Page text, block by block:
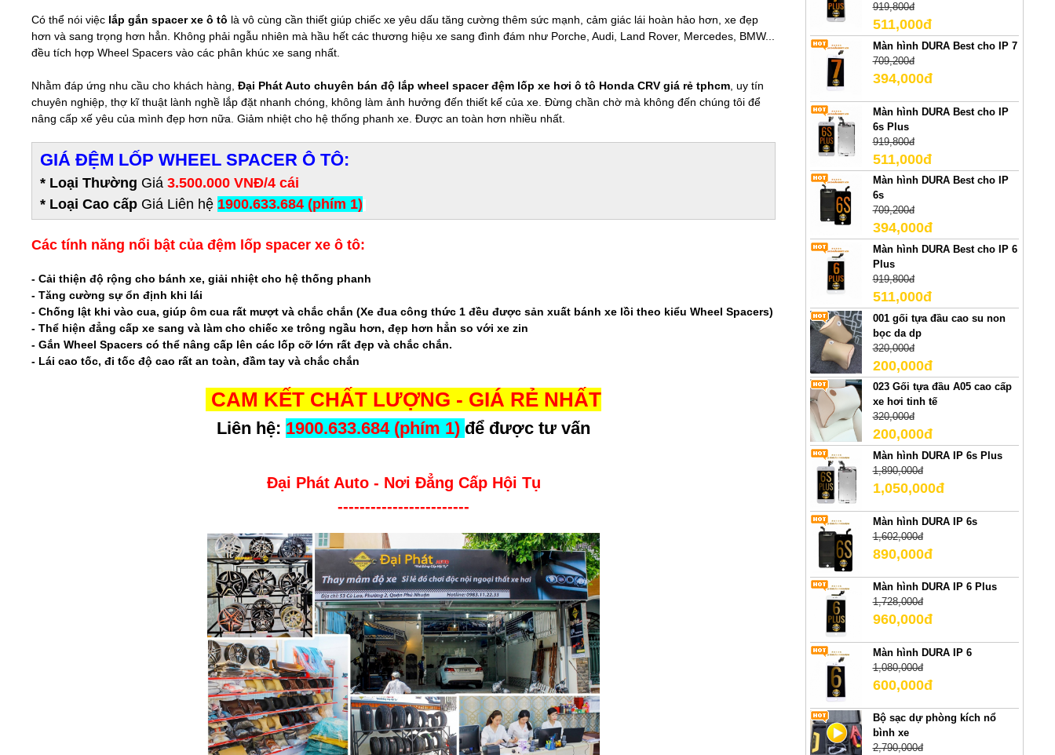
Có thể nói việc lắp gắn spacer xe ô tô là vô cùng cần thiết giúp chiếc xe yêu dấu tăng cường thêm sức mạnh, cảm giác lái hoàn hảo hơn, xe đẹp
hơn và sang trọng hơn hẳn. Không phải ngẫu nhiên mà hầu hết các thương hiệu xe sang đình đám như Porche, Audi, Land Rover, Mercedes, BMW...
đều tích hợp Wheel Spacers vào các phân khúc xe sang nhất.
Nhằm đáp ứng nhu cầu cho khách hàng,Đại Phát Auto chuyên bán độ lắp wheel spacer đệm lốp xe hơi ô tô Honda CRV giá rẻ tphcm , uy tín
chuyên nghiệp, thợ kĩ thuật lành nghề lắp đặt nhanh chóng, không làm ảnh hưởng đến thiết kế của xe. Đừng chần chờ mà không đến chúng tôi để
nâng cấp xế yêu của mình đẹp hơn nữa. Giảm nhiệt cho hệ thống phanh xe. Được an toàn hơn nhiều nhất.
GIÁ ĐỆM LỐP WHEEL SPACER Ô TÔ:
* Loại Thường Giá 3.500.000 VNĐ/4 cái
* Loại Cao cấp Giá Liên hệ 1900.633.684 (phím 1)
Các tính năng nổi bật của đệm lốp spacer xe ô tô:
- Cải thiện độ rộng cho bánh xe, giải nhiệt cho hệ thống phanh
- Tăng cường sự ổn định khi lái
- Chống lật khi vào cua, giúp ôm cua rất mượt và chắc chắn (Xe đua công thức 1 đều được sản xuất bánh xe lồi theo kiểu Wheel Spacers)
- Thể hiện đẳng cấp xe sang và làm cho chiếc xe trông ngầu hơn, đẹp hơn hẳn so với xe zin
- Gắn Wheel Spacers có thể nâng cấp lên các lốp cỡ lớn rất đẹp và chắc chắn.
- Lái cao tốc, đi tốc độ cao rất an toàn, đầm tay và chắc chắn
CAM KẾT CHẤT LƯỢNG - GIÁ RẺ NHẤT
Liên hệ: 1900.633.684 (phím 1) để được tư vấn
Đại Phát Auto - Nơi Đẳng Cấp Hội Tụ
------------------------
919,800đ
511,000đ
Màn hình DURA Best cho IP 7
709,200đ
394,000đ
Màn hình DURA Best cho IP
6s Plus
919,800đ
511,000đ
Màn hình DURA Best cho IP
6s
709,200đ
394,000đ
Màn hình DURA Best cho IP 6
Plus
919,800đ
511,000đ
001 gối tựa đầu cao su non
bọc da dp
320,000đ
200,000đ
023 Gối tựa đầu A05 cao cấp
xe hơi tinh tế
320,000đ
200,000đ
Màn hình DURA IP 6s Plus
1,890,000đ
1,050,000đ
Màn hình DURA IP 6s
1,602,000đ
890,000đ
Màn hình DURA IP 6 Plus
1,728,000đ
960,000đ
Màn hình DURA IP 6
1,080,000đ
600,000đ
Bộ sạc dự phòng kích nổ
bình xe
2,790,000đ